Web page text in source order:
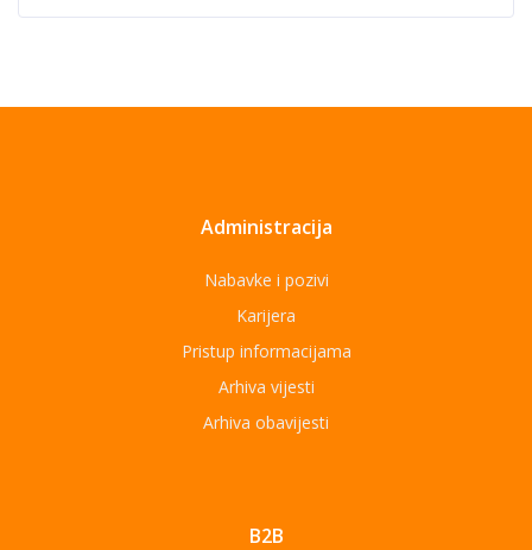
Administracija
Nabavke i pozivi
Karijera
Pristup informacijama
Arhiva vijesti
Arhiva obavijesti
B2B